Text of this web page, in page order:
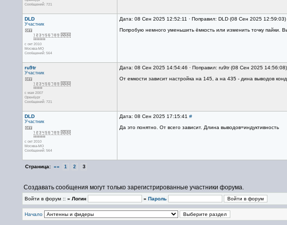
Сообщений: 721
DLD
Участник
с окт 2010
Москва-МО
Сообщений: 564
Дата: 08 Сен 2025 12:52:11 · Поправил: DLD (08 Сен 2025 12:59:03)
Попробую немного уменьшить ёмкость или изменить точку пайки.
ru9tr
Участник
с мая 2007
Оренбург
Сообщений: 721
Дата: 08 Сен 2025 14:54:46 · Поправил: ru9tr (08 Сен 2025 14:56:08)
От емкости зависит настройка на 145, а на 435 - дина выводов
DLD
Участник
с окт 2010
Москва-МО
Сообщений: 564
Дата: 08 Сен 2025 17:15:41 #
Да это понятно. От всего зависит. Длина выводов=индуктивность
Страница: «« 1 2 3
Создавать сообщения могут только зарегистрированные участники форума.
Войти в форум :: » Логин » Пароль
Начало